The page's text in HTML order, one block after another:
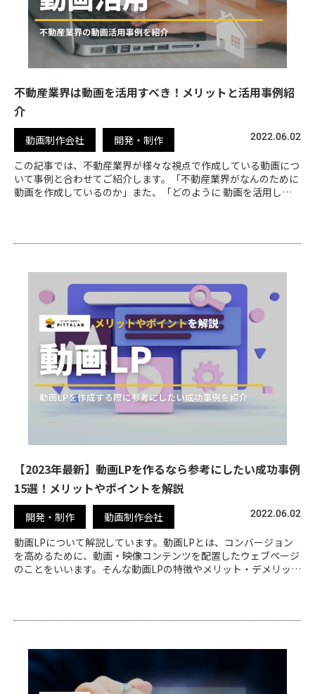
不動産業界は動画を活用すべき！メリットと活用事例紹
介
動画制作会社 開発・制作 2022.06.02
この記事では、不動産業界が様々な視点で作成している動画につ
いて事例と合わせてご紹介します。「不動産業界がなんのために
動画を作成しているのか」また、「どのように 動画を活用して
【2023年最新】動画LPを作るなら参考にしたい成功事例
15選！メリットやポイントを解説
開発・制作 動画制作会社 2022.06.02
動画LPについて解説しています。動画LPとは、コンバージョン
を高めるために、動画・映像コンテンツを配置したウェブページ
のことをいいます。そんな動画LPの特徴やメリット・デメリット